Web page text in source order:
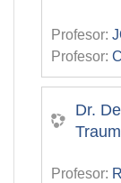
Profesor:
Profesor:
Dr.
Profesor: